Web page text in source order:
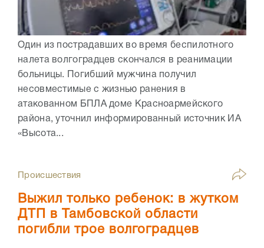
Один из пострадавших во время беспилотного
налета волгоградцев скончался в реанимации
больницы. Погибший мужчина получил
несовместимые с жизнью ранения в
атакованном БПЛА доме Красноармейского
района, уточнил информированный источник ИА
«Высота...
Происшествия
Выжил только ребенок: в жутком
ДТП в Тамбовской области
погибли трое волгоградцев